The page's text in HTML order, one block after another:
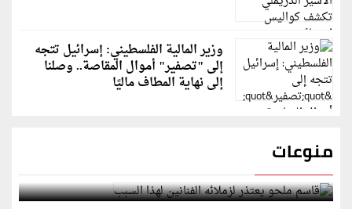
وزير المالية الفلسطيني: إسرائيل تتجه
إلى "تصفير" أموال المقاصة.. وصلنا
إلى نهاية المطاف ماليًا
منوعات
قاسم ملحو يعتذر لزملائه الفنانين لهذا السبب